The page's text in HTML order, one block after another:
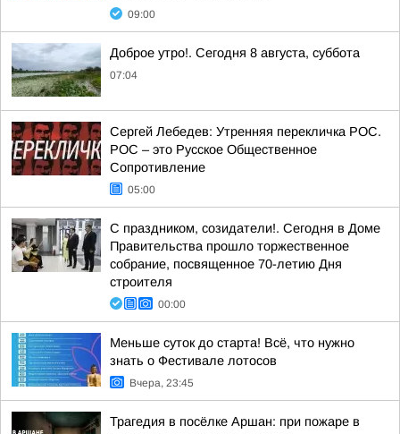
09:00
Доброе утро!. Сегодня 8 августа, суббота
07:04
Сергей Лебедев: Утренняя перекличка РОС.
РОС – это Русское Общественное
Сопротивление
05:00
С праздником, созидатели!. Сегодня в Доме
Правительства прошло торжественное
собрание, посвященное 70-летию Дня
строителя
00:00
Меньше суток до старта! Всё, что нужно
знать о Фестивале лотосов
Вчера, 23:45
Трагедия в посёлке Аршан: при пожаре в